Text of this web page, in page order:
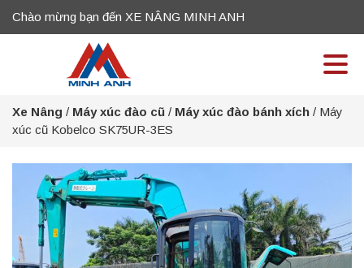
Chào mừng bạn đến XE NÂNG MINH ANH
Xe Nâng / Máy xúc đào cũ / Máy xúc đào bánh xích / Máy
xúc cũ Kobelco SK75UR-3ES